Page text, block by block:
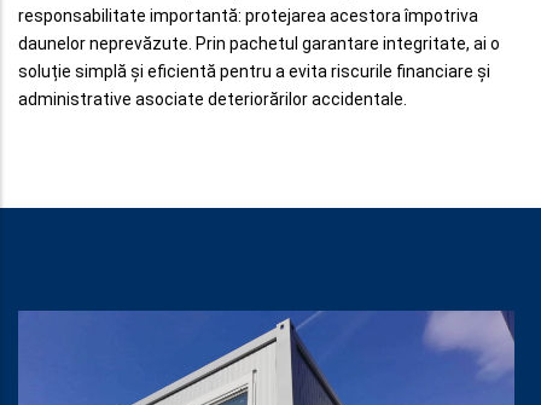
responsabilitate importantă: protejarea acestora împotriva
daunelor neprevăzute. Prin pachetul garantare integritate, ai o
soluție simplă și eficientă pentru a evita riscurile financiare și
administrative asociate deteriorărilor accidentale.